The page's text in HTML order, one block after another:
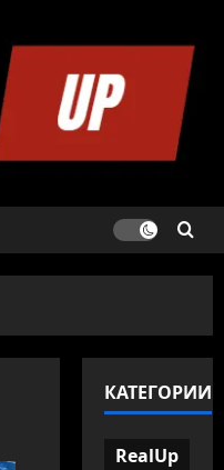
КАТЕГОРИИ
RealUp